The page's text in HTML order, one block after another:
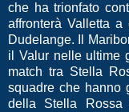
che ha trionfato
affronterà Valletta
Dudelange. Il
il Valur nelle ultime
match tra Stella
squadre che hanno
della Stella